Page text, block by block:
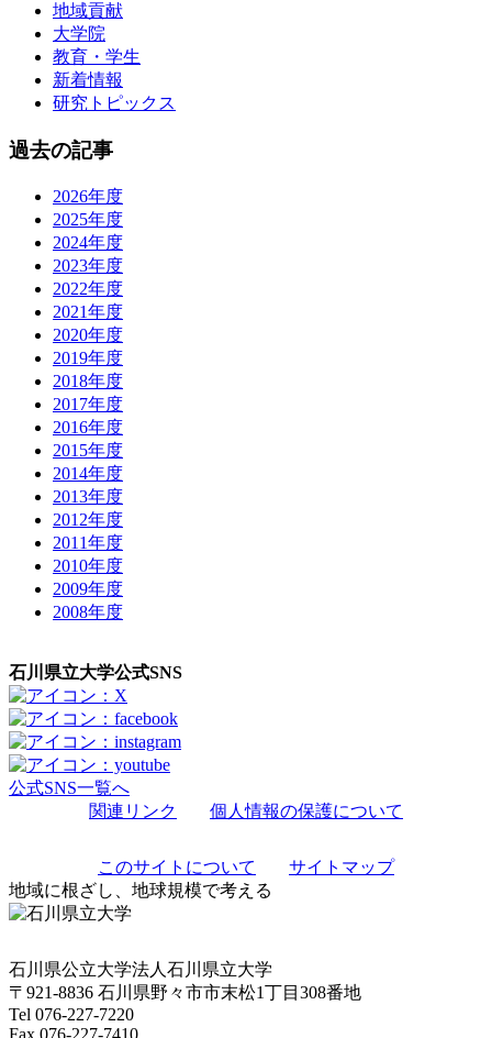
地域貢献
大学院
教育・学生
新着情報
研究トピックス
過去の記事
2026年度
2025年度
2024年度
2023年度
2022年度
2021年度
2020年度
2019年度
2018年度
2017年度
2016年度
2015年度
2014年度
2013年度
2012年度
2011年度
2010年度
2009年度
2008年度
石川県立大学公式SNS
公式SNS一覧へ
関連リンク
個人情報の保護について
このサイトについて
サイトマップ
地域に根ざし、地球規模で考える
石川県公立大学法人石川県立大学
〒921-8836 石川県野々市市末松1丁目308番地
Tel 076-227-7220
Fax 076-227-7410